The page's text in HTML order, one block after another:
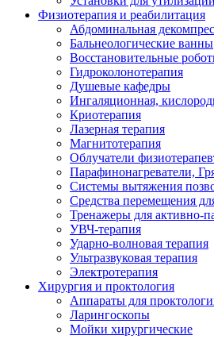
Физиотерапия и реабилитация
Абдоминальная
Бальнеологические ванны
Восстановительные
Гидроколонотерапия
Душевые кафедры
Ингаляционная,
Криотерапия
Лазерная терапия
Магнитотерапия
Облучатели
Парафинонагреватели,
Системы вытяжения
Средства перемещения
Тренажеры для активно-
УВЧ-терапия
Ударно-волновая терапия
Ультразвуковая терапия
Электротерапия
Хирургия и проктология
Аппараты для
Ларингоскопы
Мойки хирургические